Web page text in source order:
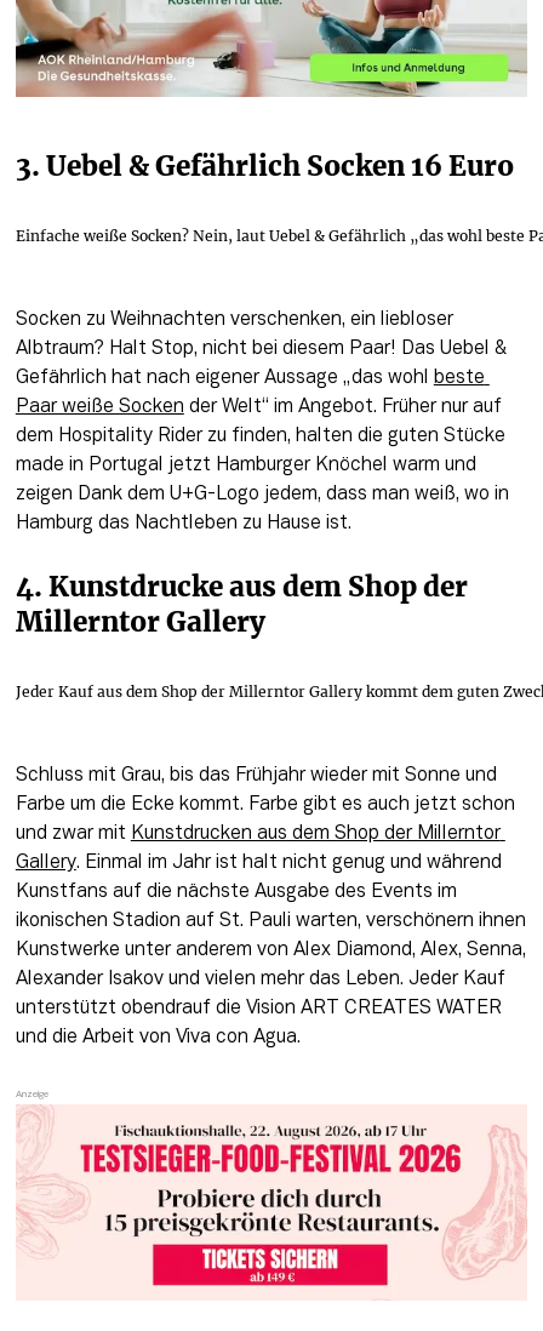
3. Uebel & Gefährlich Socken 16 Euro
Einfache weiße Socken? Nein, laut Uebel & Gefährlich „das wohl
Socken zu Weihnachten verschenken, ein liebloser
Albtraum? Halt Stop, nicht bei diesem Paar! Das Uebel &
Gefährlich hat nach eigener Aussage „das wohl beste
Paar weiße Socken der Welt“ im Angebot. Früher nur auf
dem Hospitality Rider zu finden, halten die guten Stücke
made in Portugal jetzt Hamburger Knöchel warm und
zeigen Dank dem U+G-Logo jedem, dass man weiß, wo in
Hamburg das Nachtleben zu Hause ist.
4. Kunstdrucke aus dem Shop der
Millerntor Gallery
Jeder Kauf aus dem Shop der Millerntor Gallery kommt dem guten
Schluss mit Grau, bis das Frühjahr wieder mit Sonne und
Farbe um die Ecke kommt. Farbe gibt es auch jetzt schon
und zwar mit Kunstdrucken aus dem Shop der Millerntor
Gallery. Einmal im Jahr ist halt nicht genug und während
Kunstfans auf die nächste Ausgabe des Events im
ikonischen Stadion auf St. Pauli warten, verschönern ihnen
Kunstwerke unter anderem von Alex Diamond, Alex, Senna,
Alexander Isakov und vielen mehr das Leben. Jeder Kauf
unterstützt obendrauf die Vision ART CREATES WATER
und die Arbeit von Viva con Agua.